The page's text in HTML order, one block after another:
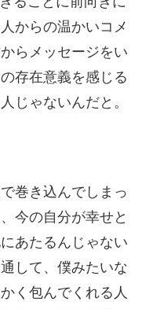
からの温かいコメ
らメッセージをい
存在意義を感じる
じゃないんだと。
巻き込んでしまっ
今の自分が幸せと
あたるんじゃない
して、僕みたいな
く包んでくれる人